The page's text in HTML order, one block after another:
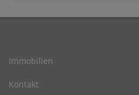
Immobilien
Kontakt